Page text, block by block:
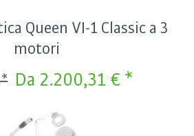
Queen VI-1 Classic a 3
motori
Da 2.200,31 € *
*